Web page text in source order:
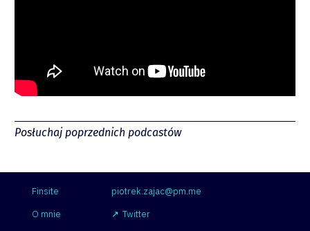
Spotify
Posłuchaj poprzednich podcastów
Finsite
O mnie
piotrek.zajac@pm.me
Twitter